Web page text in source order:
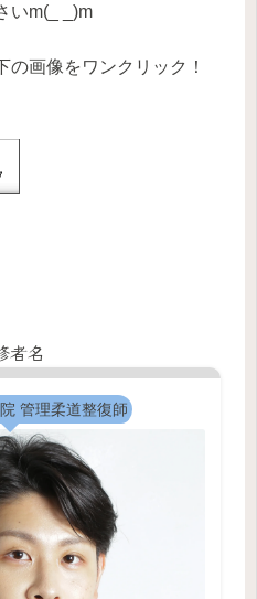
いm(_ _)m
の画像をワンクリック！
者名
管理柔道整復師